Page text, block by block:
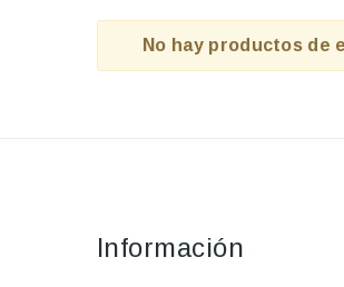
No hay productos de
Información